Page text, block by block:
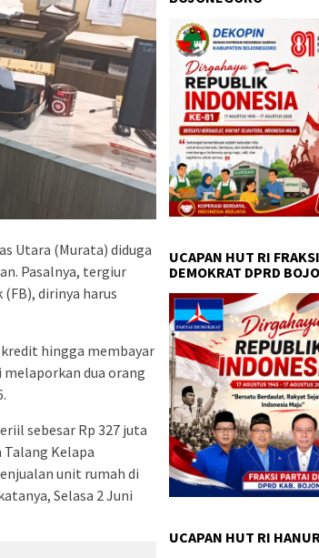
Utara (Murata) diduga
Pasalnya, tergiur
dirinya harus
hingga membayar
melaporkan dua orang
sebesar Rp 327 juta
Kelapa
unit rumah di
Selasa 2 Juni
UCAPAN HUT RI
DEMOKRAT DPRD
UCAPAN HUT RI